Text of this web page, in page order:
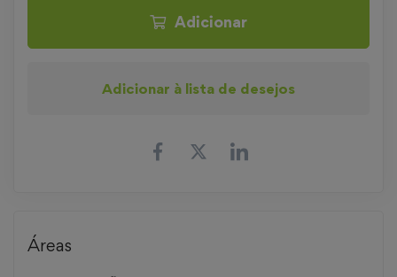
Adicionar
Adicionar à lista de desejos
Áreas